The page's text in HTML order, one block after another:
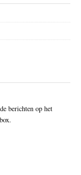
berichten op het